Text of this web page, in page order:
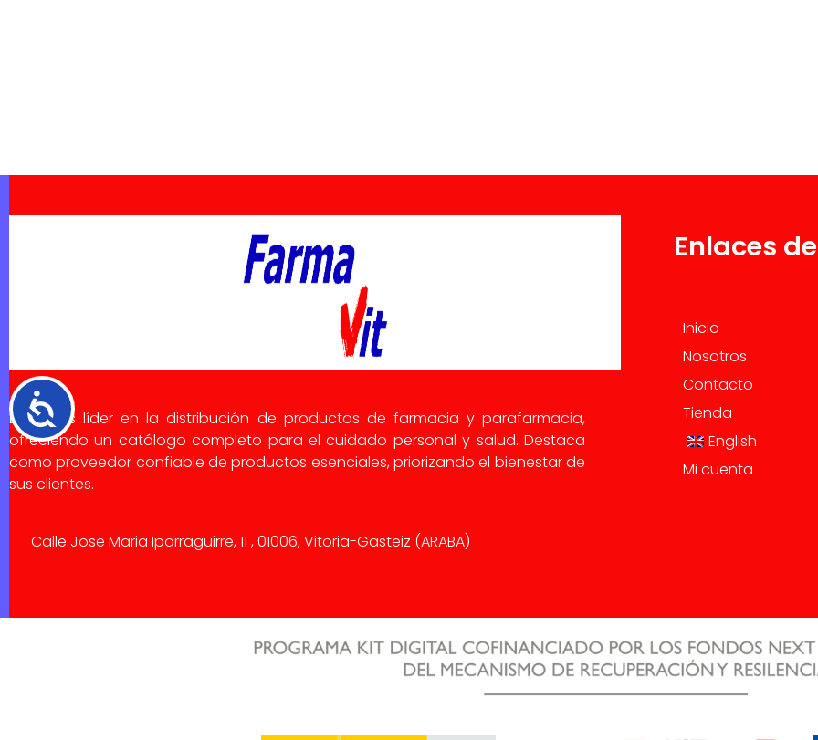
Accesibilidad
Dialsa es líder en la distribución de productos de farmacia y parafarmacia,
ofreciendo un catálogo completo para el cuidado personal y salud. Destaca
como proveedor confiable de productos esenciales, priorizando el bienestar de
sus clientes.
Calle Jose Maria Iparraguirre, 11 , 01006, Vitoria-Gasteiz (ARABA)
Enlaces
Inicio
Nosotros
Contacto
Tienda
English
Mi cuenta